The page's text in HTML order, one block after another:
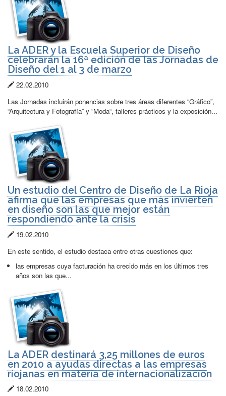
La ADER y la Escuela Superior de Diseño
celebrarán la 16ª edición de las Jornadas de
Diseño del 1 al 3 de marzo
Fecha
de
publicación:
22.02.2010
Las Jornadas incluirán ponencias sobre tres áreas diferentes “Gráfico”,
“Arquitectura y Fotografía” y “Moda“, talleres prácticos y la exposición...
Un estudio del Centro de Diseño de La Rioja
afirma que las empresas que más invierten
en diseño son las que mejor están
respondiendo ante la crisis
Fecha
19.02.2010
En este sentido, el estudio destaca entre otras cuestiones que:
las empresas cuya facturación ha crecido más en los últimos tres
años son las que...
La ADER destinará 3,25 millones de euros
en 2010 a ayudas directas a las empresas
riojanas en materia de internacionalización
Fecha
18.02.2010